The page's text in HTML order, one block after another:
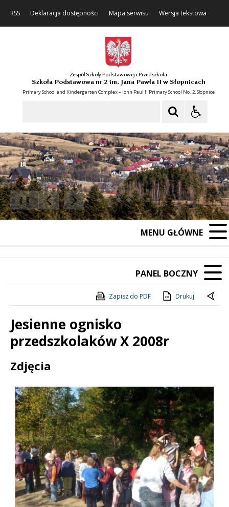
RSS Deklaracja dostępności Mapa serwisu Wersja tekstowa
Zespół Szkoły Podstawowej i Przedszkola
Szkoła Podstawowa nr 2 im. Jana Pawła II w Słopnicach
Primary School and Kindergarten Complex – John Paul II Primary School No. 2, Słopnice
Poprzedni Element
Następny Element
❚❚
MENU GŁÓWNE
PANEL BOCZNY
Zapisz do PDF Drukuj
Jesienne ognisko
przedszkolaków X 2008r
Treść
Zdjęcia